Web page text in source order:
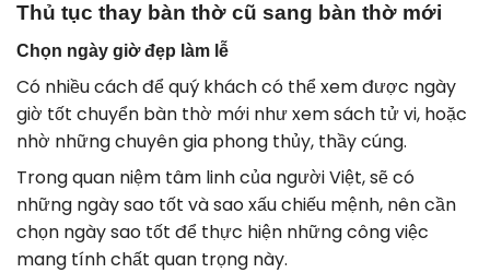
Thủ tục thay bàn thờ cũ sang bàn thờ mới
Chọn ngày giờ đẹp làm lễ
Có nhiều cách để quý khách có thể xem được ngày
giờ tốt chuyển bàn thờ mới như xem sách tử vi, hoặc
nhờ những chuyên gia phong thủy, thầy cúng.
Trong quan niệm tâm linh của người Việt, sẽ có
những ngày sao tốt và sao xấu chiếu mệnh, nên cần
chọn ngày sao tốt để thực hiện những công việc
mang tính chất quan trọng này.